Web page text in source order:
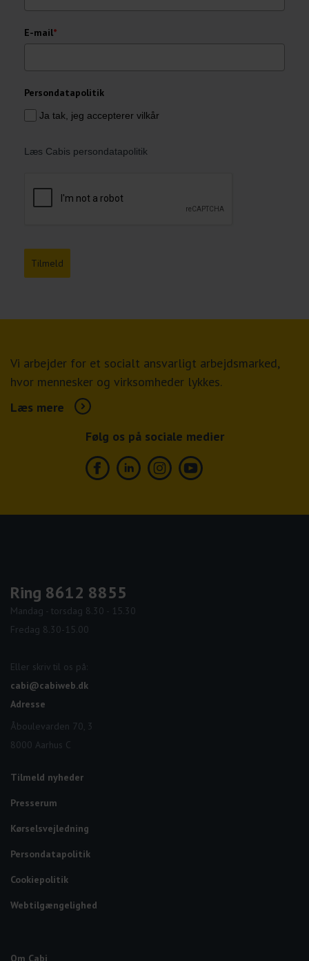
E-mail*
Persondatapolitik
Ja tak, jeg accepterer vilkår
Læs Cabis persondatapolitik
Tilmeld
Vi arbejder for et socialt ansvarligt arbejdsmarked,
hvor mennesker og virksomheder lykkes.
Læs mere
Følg os på sociale medier
Ring 8612 8855
Mandag - torsdag 8.30 - 15.30
Fredag 8.30-15.00
Eller skriv til os på:
cabi@cabiweb.dk
Adresse
Åboulevarden 70, 3
8000 Aarhus C
Tilmeld nyheder
Presserum
Kørselsvejledning
Persondatapolitik
Cookiepolitik
Webtilgængelighed
Om Cabi